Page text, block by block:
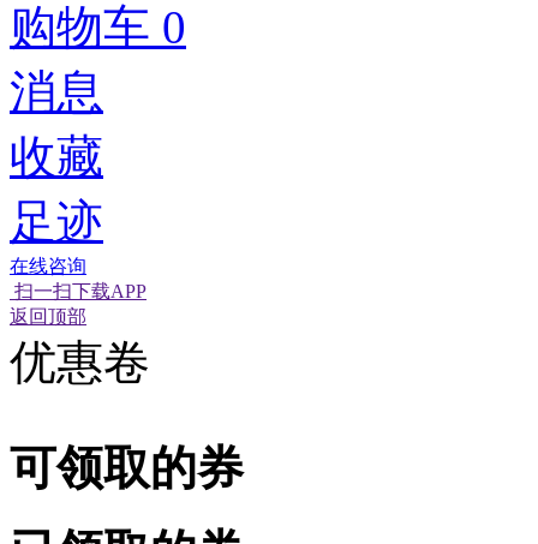
购物车 0
消息
收藏
足迹
在线咨询
扫一扫下载APP
返回顶部
优惠卷
可领取的券